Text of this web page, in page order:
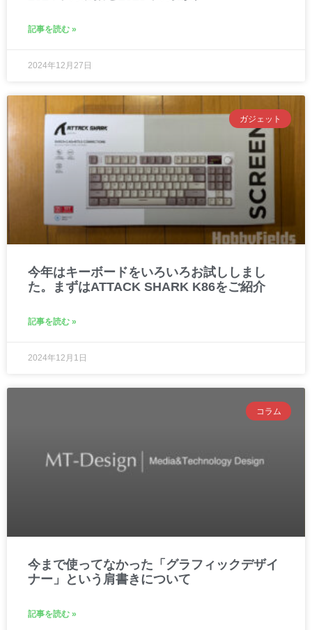
記事を読む »
2024年12月27日
ガジェット
今年はキーボードをいろいろお試ししまし
た。まずはATTACK SHARK K86をご紹介
記事を読む »
2024年12月1日
コラム
今まで使ってなかった「グラフィックデザイ
ナー」という肩書きについて
記事を読む »